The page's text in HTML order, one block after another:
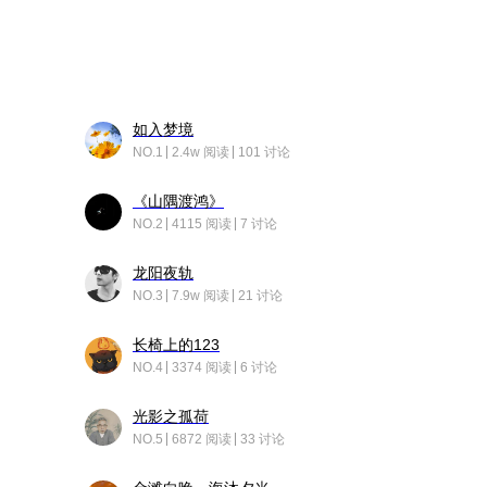
如入梦境
NO.1 2.4w 阅读 101 讨论
《山隅渡鸿》
NO.2 4115 阅读 7 讨论
龙阳夜轨
NO.3 7.9w 阅读 21 讨论
长椅上的123
NO.4 3374 阅读 6 讨论
光影之孤荷
NO.5 6872 阅读 33 讨论